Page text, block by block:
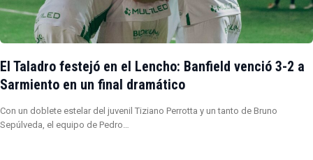
El Taladro festejó en el Lencho: Banfield venció 3-2 a
Sarmiento en un final dramático
Con un doblete estelar del juvenil Tiziano Perrotta y un tanto de Bruno
Sepúlveda, el equipo de Pedro…